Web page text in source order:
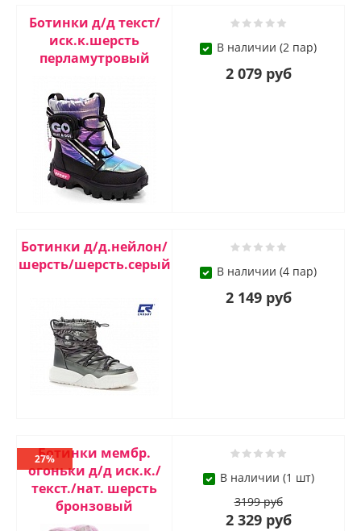
Ботинки д/д текст/
иск.к.шерсть
перламутровый
В наличии (2 пар)
2 079 руб
Ботинки д/д.нейлон/
шерсть/шерсть.серый
В наличии (4 пар)
2 149 руб
Ботинки мембр.
огоньки д/д иск.к./
текст./нат. шерсть
бронзовый
27%
В наличии (1 шт)
3199 руб
2 329 руб